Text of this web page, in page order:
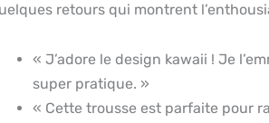
retours qui montrent
« J’adore le design kawaii ! Je
super pratique. »
« Cette trousse est parfaite pour